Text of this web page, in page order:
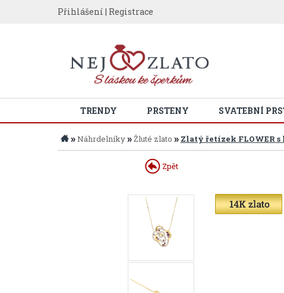
Přihlášení | Registrace
TRENDY PRSTENY SVATEBNÍ
»Náhrdelníky»Žluté zlato » Zlatý řetízek FLOWER
Zpět